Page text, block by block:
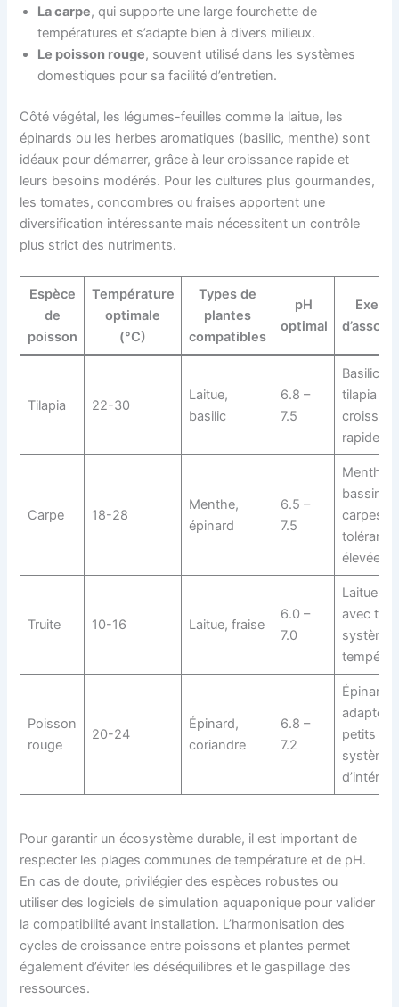
La carpe, qui supporte une large fourchette de
températures et s’adapte bien à divers milieux.
Le poisson rouge, souvent utilisé dans les systèmes
domestiques pour sa facilité d’entretien.
Côté végétal, les légumes-feuilles comme la laitue, les
épinards ou les herbes aromatiques (basilic, menthe) sont
idéaux pour démarrer, grâce à leur croissance rapide et
leurs besoins modérés. Pour les cultures plus gourmandes,
les tomates, concombres ou fraises apportent une
diversification intéressante mais nécessitent un contrôle
plus strict des nutriments.
Espèce
de
poisson
Température
optimale
(°C)
Types de
plantes
compatibles
pH
optimal
Tilapia 22-30
Laitue,
basilic
6.8 –
7.5
Basilic
tilapia
rapide
Carpe 18-28
Menthe,
épinard
6.5 –
7.5
Menthe
bassin
carpes,
tolérance
élevée
Truite 10-16 Laitue, fraise
6.0 –
7.0
Laitue
avec
système
tempéré
Poisson
rouge
20-24
Épinard,
coriandre
6.8 –
7.2
Épinard
adapté à
petits
Pour garantir un écosystème durable, il est important de
respecter les plages communes de température et de pH.
En cas de doute, privilégier des espèces robustes ou
utiliser des logiciels de simulation aquaponique pour valider
la compatibilité avant installation. L’harmonisation des
cycles de croissance entre poissons et plantes permet
également d’éviter les déséquilibres et le gaspillage des
ressources.